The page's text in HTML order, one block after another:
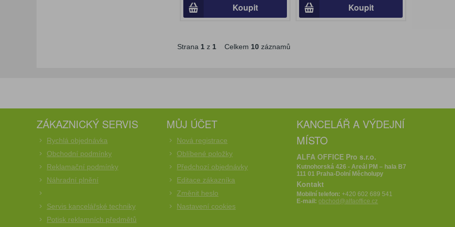
Koupit Koupit
Strana 1z 1Celkem 10záznamů
ZÁKAZNICKÝ SERVIS
Rychlá objednávka
Obchodní podmínky
Reklamační podmínky
Náhradní plnění
Servis kancelářské techniky
Potisk reklamních předmětů
MŮJ ÚČET
Nová registrace
Oblíbené položky
Předchozí objednávky
Editace zákazníka
Změnit heslo
Nastavení cookies
KANCELÁŘ A VÝDEJNÍ
MÍSTO
ALFA OFFICE Pro s.r.o.
Kutnohorská 426 - Areál PM – hala B7
111 01 Praha-Dolní Měcholupy
Kontakt
Mobilní telefon:+420 602 689 541
E-mail:obchod@alfaoffice.cz